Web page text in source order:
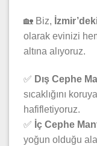
🏡 Biz,
olarak evinizi
altına alıyoruz.
✅ Dış Cephe
sıcaklığını
hafifletiyoruz.
✅ İç Cephe
yoğun olduğu